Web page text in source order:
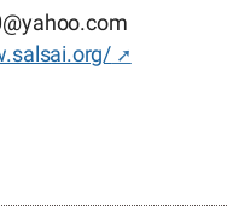
@yahoo.com